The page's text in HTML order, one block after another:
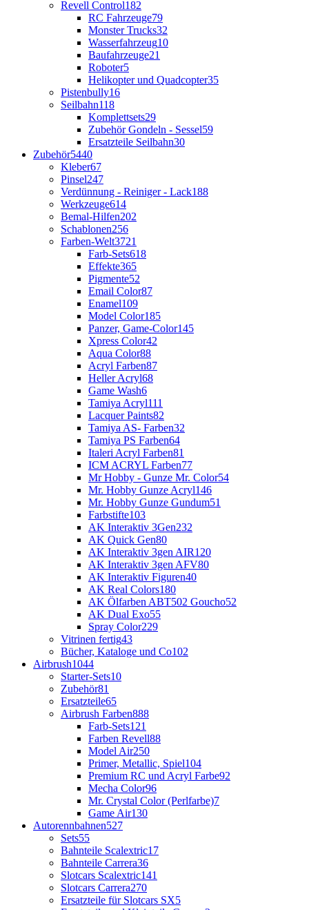
Revell Control182
RC Fahrzeuge79
Monster Trucks32
Wasserfahrzeug10
Baufahrzeuge21
Roboter5
Helikopter und Quadcopter35
Pistenbully16
Seilbahn118
Komplettsets29
Zubehör Gondeln - Sessel59
Ersatzteile Seilbahn30
Zubehör5440
Kleber67
Pinsel247
Verdünnung - Reiniger - Lack188
Werkzeuge614
Bemal-Hilfen202
Schablonen256
Farben-Welt3721
Farb-Sets618
Effekte365
Pigmente52
Email Color87
Enamel109
Model Color185
Panzer, Game-Color145
Xpress Color42
Aqua Color88
Acryl Farben87
Heller Acryl68
Game Wash6
Tamiya Acryl111
Lacquer Paints82
Tamiya AS- Farben32
Tamiya PS Farben64
Italeri Acryl Farben81
ICM ACRYL Farben77
Mr Hobby - Gunze Mr. Color54
Mr. Hobby Gunze Acryl146
Mr. Hobby Gunze Gundum51
Farbstifte103
AK Interaktiv 3Gen232
AK Quick Gen80
AK Interaktiv 3gen AIR120
AK Interaktiv 3gen AFV80
AK Interaktiv Figuren40
AK Real Colors180
AK Ölfarben ABT502 Goucho52
AK Dual Exo55
Spray Color229
Vitrinen fertig43
Bücher, Kataloge und Co102
Airbrush1044
Starter-Sets10
Zubehör81
Ersatzteile65
Airbrush Farben888
Farb-Sets121
Farben Revell88
Model Air250
Primer, Metallic, Spiel104
Premium RC und Acryl Farbe92
Mecha Color96
Mr. Crystal Color (Perlfarbe)7
Game Air130
Autorennbahnen527
Sets55
Bahnteile Scalextric17
Bahnteile Carrera36
Slotcars Scalextric141
Slotcars Carrera270
Ersatzteile für Slotcars SX5